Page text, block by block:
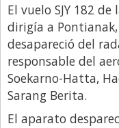
Libro de Quejas
Medios
Millonarios
Minuto
Negocios
El vuelo SJY 182
dirigía a
desapareció del
responsable del
Soekarno-Hatta,
Sarang Berita.
El aparato